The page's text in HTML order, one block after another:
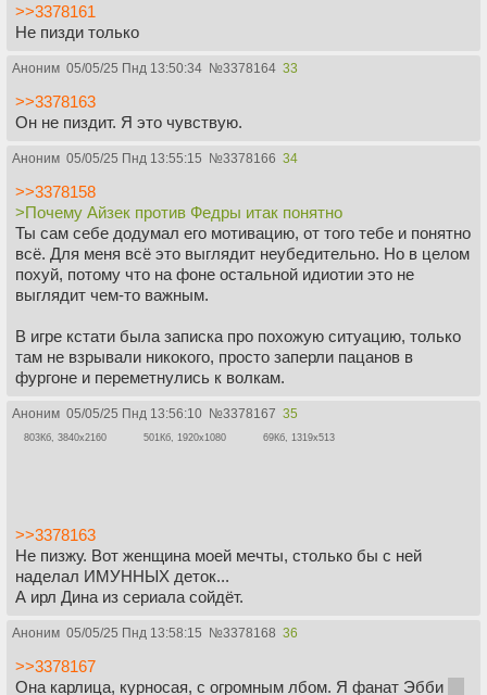
>>3378161
Не пизди только
Аноним 05/05/25 Пнд 13:50:34 №3378164 33
>>3378163
Он не пиздит. Я это чувствую.
Аноним 05/05/25 Пнд 13:55:15 №3378166 34
>>3378158
>Почему Айзек против Федры итак понятно
Ты сам себе додумал его мотивацию, от того тебе и понятно
всё. Для меня всё это выглядит неубедительно. Но в целом
похуй, потому что на фоне остальной идиотии это не
выглядит чем-то важным.
В игре кстати была записка про похожую ситуацию, только
там не взрывали никокого, просто заперли пацанов в
фургоне и переметнулись к волкам.
Аноним 05/05/25 Пнд 13:56:10 №3378167 35
803Кб, 3840x2160 501Кб, 1920x1080 69Кб, 1319x513
>>3378163
Не пизжу. Вот женщина моей мечты, столько бы с ней
наделал ИМУННЫХ деток...
А ирл Дина из сериала сойдёт.
Аноним 05/05/25 Пнд 13:58:15 №3378168 36
>>3378167
Она карлица, курносая, с огромным лбом. Я фанат Эбби